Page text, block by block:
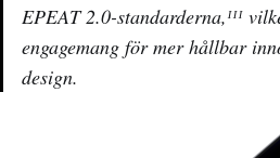
EPEAT 2.0-standarderna,ᴵᴵᴵ
engagemang för mer hållbar
design.